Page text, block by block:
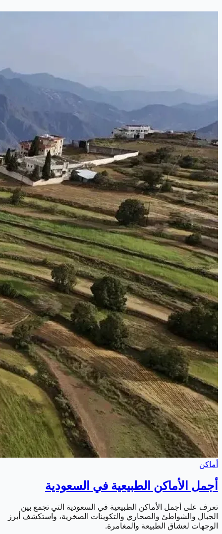
أماكن
أجمل الأماكن الطبيعية في السعودية
تعرف على أجمل الأماكن الطبيعية في السعودية التي تجمع بين
الجبال والشواطئ والصحاري والتكوينات الصخرية، واستكشف أبرز
الوجهات لعشاق الطبيعة والمغامرة.